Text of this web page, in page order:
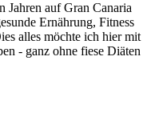
Jahren auf Gran Canaria
Ernährung, Fitness
alles möchte ich hier mit
- ganz ohne fiese Diäten